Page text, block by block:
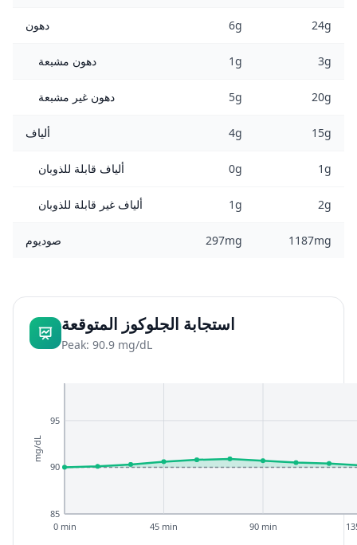
دهون 6g 24g
دهون مشبعة 1g 3g
دهون غير مشبعة 5g 20g
ألياف 4g 15g
ألياف قابلة للذوبان 0g 1g
ألياف غير قابلة للذوبان 1g 2g
صوديوم 297mg 1187mg
استجابة الجلوكوز المتوقعة
Peak: 90.9 mg/dL
85
90
95
0 min 45 min 90 min
mg/dL